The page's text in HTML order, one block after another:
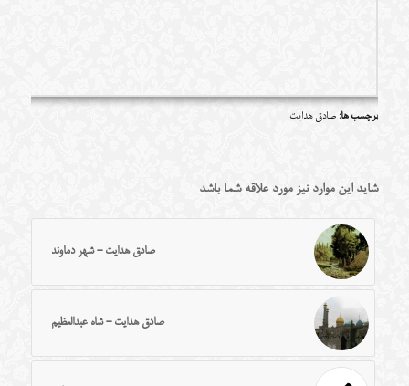
برچسب ها: صادق هدایت
شاید این موارد نیز مورد علاقه شما باشد
صادق هدایت - شهر دماوند
صادق هدایت - شاه عبدالعظیم